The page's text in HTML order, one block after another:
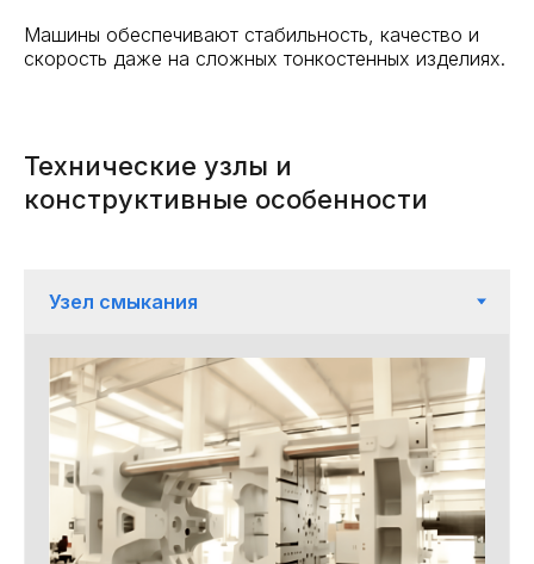
Машины обеспечивают стабильность, качество и
скорость даже на сложных тонкостенных изделиях.
Технические узлы и
конструктивные особенности